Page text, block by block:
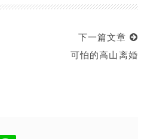
下一篇文章
可怕的高山离婚